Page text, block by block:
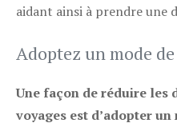
aidant ainsi à prendre une
Adoptez un mode
Une façon de réduire les
voyages est d’adopter